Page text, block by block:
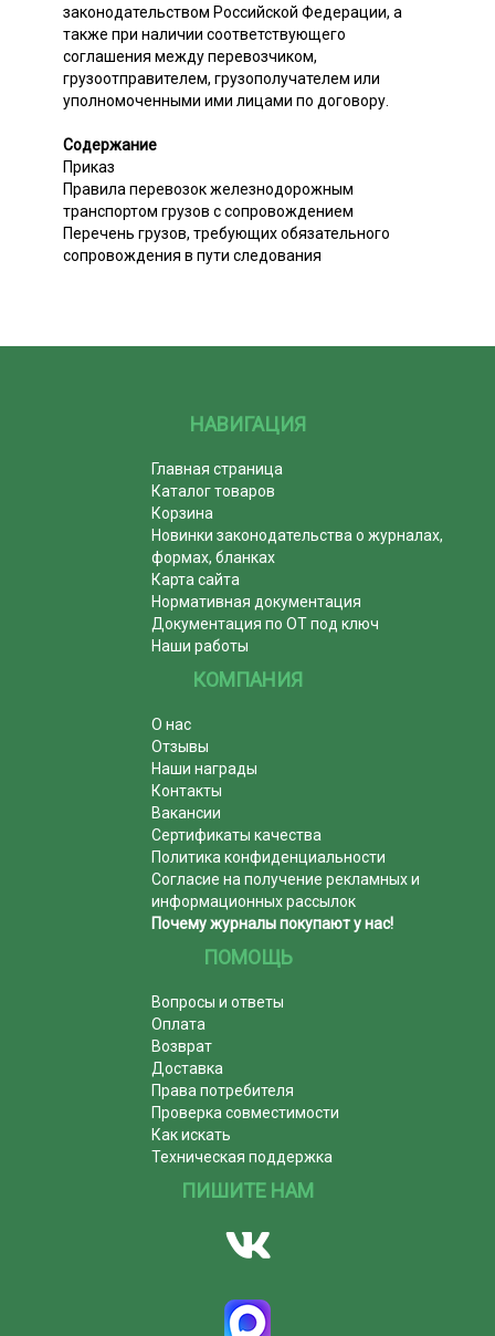
законодательством Российской Федерации, а
также при наличии соответствующего
соглашения между перевозчиком,
грузоотправителем, грузополучателем или
уполномоченными ими лицами по договору.
Содержание
Приказ
Правила перевозок железнодорожным
транспортом грузов с сопровождением
Перечень грузов, требующих обязательного
сопровождения в пути следования
НАВИГАЦИЯ
Главная страница
Каталог товаров
Корзина
Новинки законодательства о журналах,
формах, бланках
Карта сайта
Нормативная документация
Документация по ОТ под ключ
Наши работы
КОМПАНИЯ
О нас
Отзывы
Наши награды
Контакты
Вакансии
Сертификаты качества
Политика конфиденциальности
Согласие на получение рекламных и
информационных рассылок
Почему журналы покупают у нас!
ПОМОЩЬ
Вопросы и ответы
Оплата
Возврат
Доставка
Права потребителя
Проверка совместимости
Как искать
Техническая поддержка
ПИШИТЕ НАМ